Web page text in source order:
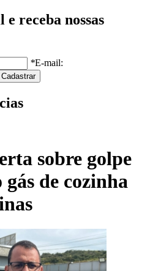
e receba nossas
*E-mail:
sobre golpe
de cozinha